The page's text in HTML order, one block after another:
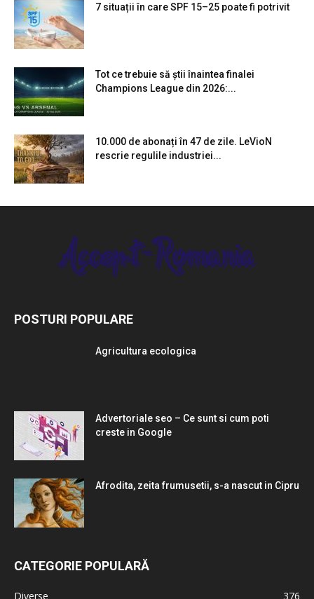
7 situații în care SPF 15–25 poate fi potrivit
Tot ce trebuie să știi înaintea finalei
Champions League din 2026:...
10.000 de abonați în 47 de zile. LeVioN
rescrie regulile industriei...
POSTURI POPULARE
Agricultura ecologica
Advertoriale seo – Ce sunt si cum poti
creste in Google
Afrodita, zeita frumusetii, s-a nascut in Cipru
CATEGORIE POPULARĂ
Diverse 376